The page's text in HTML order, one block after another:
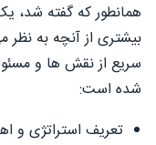
همانطور که گفته شد،
بیشتری از آنچه به نظر
سریع از نقش ها و
شده است:
تعریف استراتژی و